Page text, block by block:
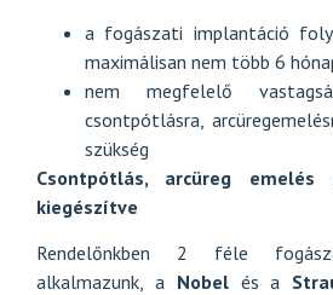
a fogászati implantáció
maximálisan nem több 6
nem megfelelő
csontpótlásra,
szükség
Csontpótlás, arcüreg emelés
kiegészítve
Rendelőnkben 2 féle
alkalmazunk, a Nobelés a